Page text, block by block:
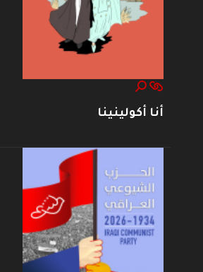
أنا أكولينينا